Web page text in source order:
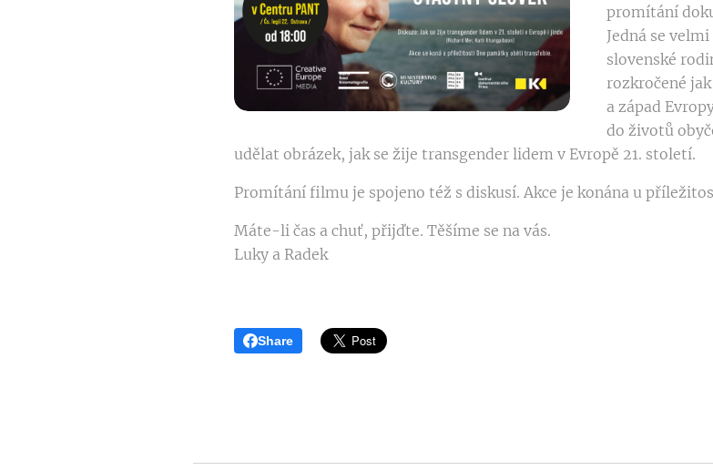
promítání
Jedná se
slovenské
rozkročené
a západ
do životů
udělat obrázek, jak se žije transgender lidem v Evropě 21. století.
Promítání filmu je spojeno též s diskusí. Akce je konána u
Máte-li čas a chuť, přijďte. Těšíme se na vás.
Luky a Radek
Share